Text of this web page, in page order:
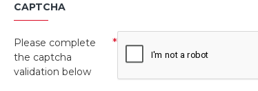
CAPTCHA
Please complete
the captcha
validation below